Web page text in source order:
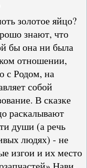
золотое яйцо?
знают, что
бы она ни была
отношении,
с Родом, на
собой
В сказке
раскалывают
души (а речь
людях) - не
изгои и их место